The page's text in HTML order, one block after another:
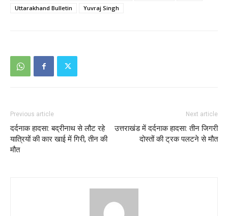
Uttarakhand Bulletin Yuvraj Singh
Previous article
दर्दनाक हादसा: बद्रीनाथ से लौट रहे
यात्रियों की कार खाई में गिरी, तीन की
मौत
Next article
उत्तराखंड में दर्दनाक हादसा: तीन जिगरी
दोस्तों की ट्रक पलटने से मौत